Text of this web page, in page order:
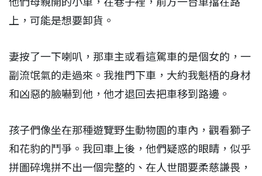
上，可能是想要卸貨。
妻按了一下喇叭，那車主或看這駕車的是個女的，一
副流氓氣的走過來。我推門下車，大約我魁梧的身材
和凶惡的臉嚇到他，他才退回去把車移到路邊。
孩子們像坐在那種遊覽野生動物園的車內，觀看獅子
和花豹的鬥爭。我回車上後，他們疑惑的眼睛，似乎
拼圖碎塊拼不出一個完整的、在人世間要柔慈謙畏，